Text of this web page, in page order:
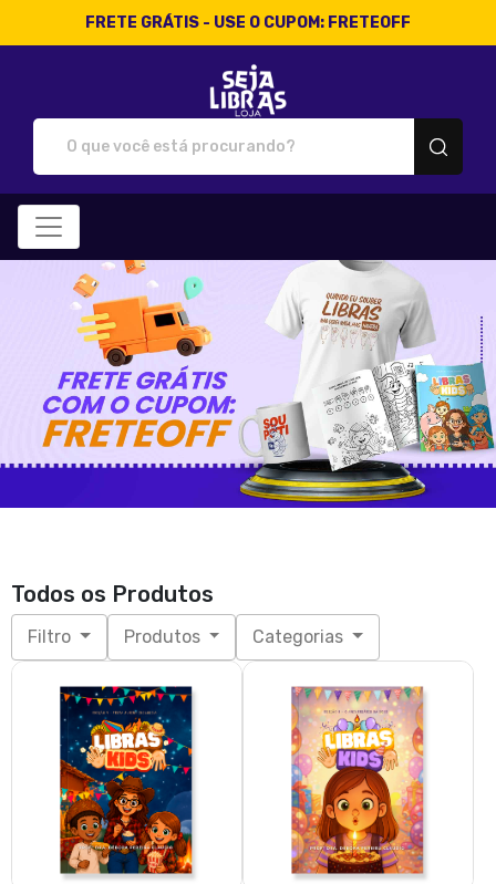
FRETE GRÁTIS - USE O CUPOM: FRETEOFF
Todos os Produtos
Filtro Produtos Categorias